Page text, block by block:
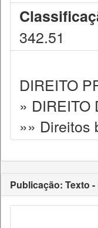
342.51
DIREITO
» DIREITO
»» Direitos
Publicação: Texto